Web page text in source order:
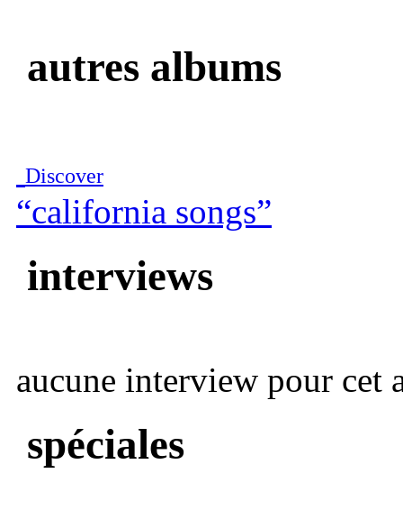
autres albums
Discover
“california songs”
interviews
aucune interview pour cet
spéciales